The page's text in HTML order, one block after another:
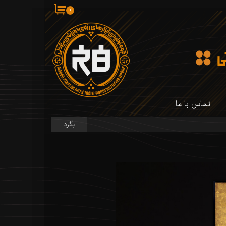
۰
بگرد
تماس با ما